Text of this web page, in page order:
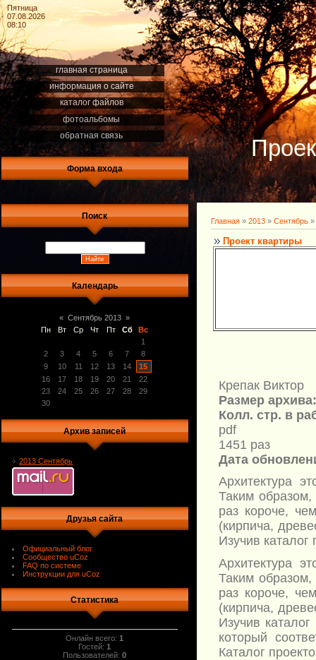
Пятница
07.08.2026
08:10
главная страница
информация о сайте
каталог файлов
фотоальбомы
обратная связь
Форма входа
Поиск
Календарь
« Сентябрь 2013 »
Пн
Вт Ср Чт Пт Сб
Вс
1
2
3 4 5 6 7
8
9
10 11 12 13 14
15
16
17 18 19 20 21
22
23
24 25 26 27 28
29
30
Архив записей
2013 Сентябрь
Друзья сайта
Официальный блог
Сообщество uCoz
FAQ по системе
Инструкции для uCoz
Статистика
Онлайн всего:1
Гостей:1
Пользователей:0
Главная » 2013 » Сентябрь »
Проект квартиры
Крепак Виктор
Размер архива:
Колл. стр. в
pdf
1451 раз
Дата
Архитектура
Таким образом,
раз короче,
(кирпича,
Изучив
Архитектура
Таким образом,
раз короче,
(кирпича,
Изучив
который
Каталог